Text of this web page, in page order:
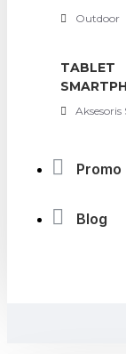
Outdoor
TABLET
Promo
Blog